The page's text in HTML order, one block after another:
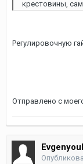
крестовины,
Регулировочную
Отправлено с